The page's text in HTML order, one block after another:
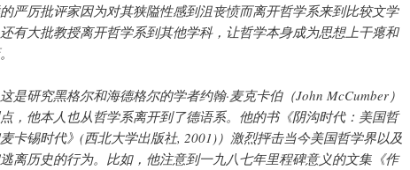
严厉批评家因为对其狭隘性感到沮丧愤而离开哲学系来到比较文学
有大批教授离开哲学系到其他学科，让哲学本身成为思想上干瘪和
研究黑格尔和海德格尔的学者约翰·麦克卡伯（John McCumber）
，他本人也从哲学系离开到了德语系。他的书《阴沟时代：美国哲
卡锡时代》(西北大学出版社, 2001)）激烈抨击当今美国哲学界以及
离历史的行为。比如，他注意到一九八七年里程碑意义的文集《作